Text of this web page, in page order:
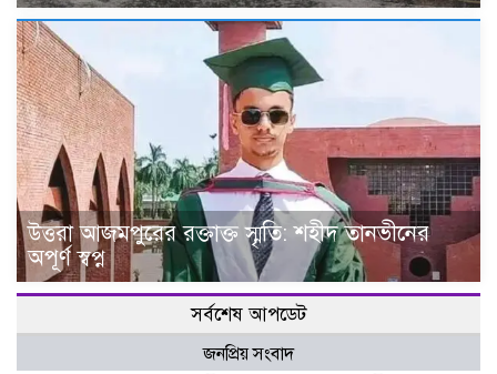
উত্তরা আজমপুরের রক্তাক্ত স্মৃতি: শহীদ তানভীনের
অপূর্ণ স্বপ্ন
সর্বশেষ আপডেট
জনপ্রিয় সংবাদ